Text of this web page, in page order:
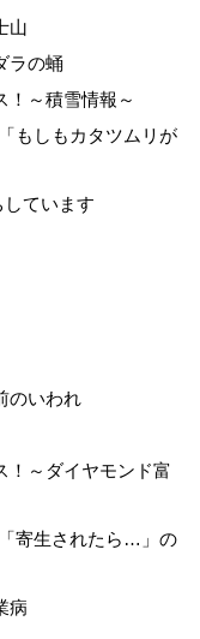
山
ラの蛹
！～積雪情報～
もしもカタツムリが
ています
のいわれ
！～ダイヤモンド富
寄生されたら…」の
病